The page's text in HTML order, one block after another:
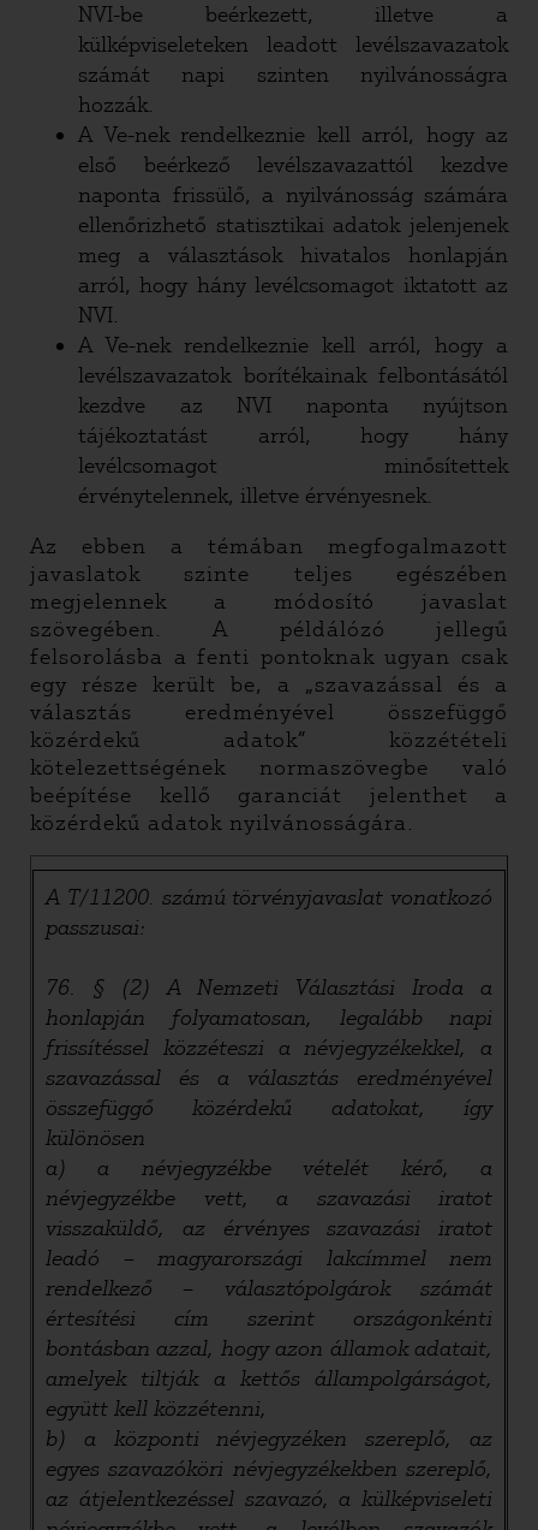
NVI-be beérkezett, illetve a
külképviseleteken leadott levélszavazatok
számát napi szinten nyilvánosságra
hozzák.
A Ve-nek rendelkeznie kell arról, hogy az
első beérkező levélszavazattól kezdve
naponta frissülő, a nyilvánosság számára
ellenőrizhető statisztikai adatok jelenjenek
meg a választások hivatalos honlapján
arról, hogy hány levélcsomagot iktatott az
NVI.
A Ve-nek rendelkeznie kell arról, hogy a
levélszavazatok borítékainak felbontásától
kezdve az NVI naponta nyújtson
tájékoztatást arról, hogy hány
levélcsomagot minősítettek
érvénytelennek, illetve érvényesnek.
Az ebben a témában megfogalmazott
javaslatok szinte teljes egészében
megjelennek a módosító javaslat
szövegében. A példálózó jellegű
felsorolásba a fenti pontoknak ugyan csak
egy része került be, a „szavazással és a
választás eredményével összefüggő
közérdekű adatok” közzétételi
kötelezettségének normaszövegbe való
beépítése kellő garanciát jelenthet a
közérdekű adatok nyilvánosságára.
A T/11200. számú törvényjavaslat vonatkozó
passzusai:
76. § (2) A Nemzeti Választási Iroda a
honlapján folyamatosan, legalább napi
frissítéssel közzéteszi a névjegyzékekkel, a
szavazással és a választás eredményével
összefüggő közérdekű adatokat, így
különösen
a) a névjegyzékbe vételét kérő, a
névjegyzékbe vett, a szavazási iratot
visszaküldő, az érvényes szavazási iratot
leadó – magyarországi lakcímmel nem
rendelkező – választópolgárok számát
értesítési cím szerint országonkénti
bontásban azzal, hogy azon államok adatait,
amelyek tiltják a kettős állampolgárságot,
együtt kell közzétenni,
b) a központi névjegyzéken szereplő, az
egyes szavazóköri névjegyzékekben szereplő,
az átjelentkezéssel szavazó, a külképviseleti